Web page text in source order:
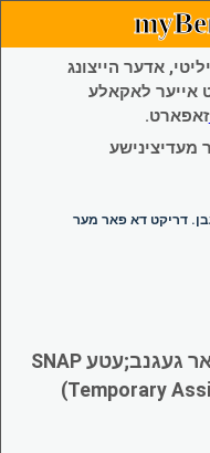
אדער הייצונג
אייער לאקאלע
זאפארט.
מעדיצינישע
דריקט דא פאר מער
וויכטיגע טוישונגען צו ערזעצונג פאר געגנב;עטע SNAP
און צייטווייליגע הילף (Temporary Assistance, TA)